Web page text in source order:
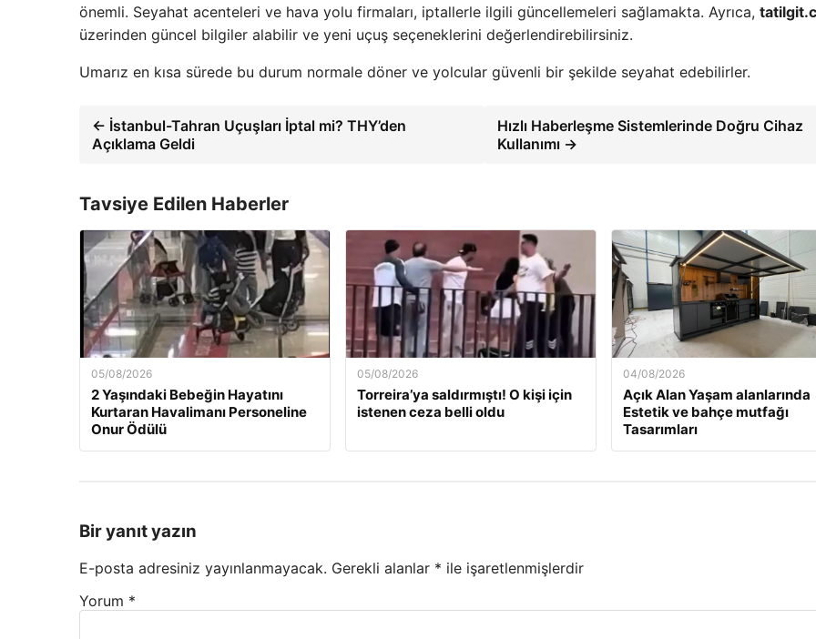
önemli. Seyahat acenteleri ve hava yolu firmaları, iptallerle ilgili güncellemeleri sağlamakta. Ayrıca,
üzerinden güncel bilgiler alabilir ve yeni uçuş seçeneklerini değerlendirebilirsiniz.
Umarız en kısa sürede bu durum normale döner ve yolcular güvenli bir şekilde seyahat edebilirler.
← İstanbul-Tahran Uçuşları İptal mi? THY’den
Açıklama Geldi
Hızlı Haberleşme Sistemlerinde Doğru Cihaz
Kullanımı →
Tavsiye Edilen Haberler
05/08/2026
2 Yaşındaki Bebeğin Hayatını
Kurtaran Havalimanı Personeline
Onur Ödülü
05/08/2026
Torreira’ya saldırmıştı! O kişi için
istenen ceza belli oldu
04/08/2026
Açık Alan Yaşam alanlarında
Estetik ve bahçe mutfağı
Tasarımları
Bir yanıt yazın
E-posta adresiniz yayınlanmayacak. Gerekli alanlar * ile işaretlenmişlerdir
Yorum *